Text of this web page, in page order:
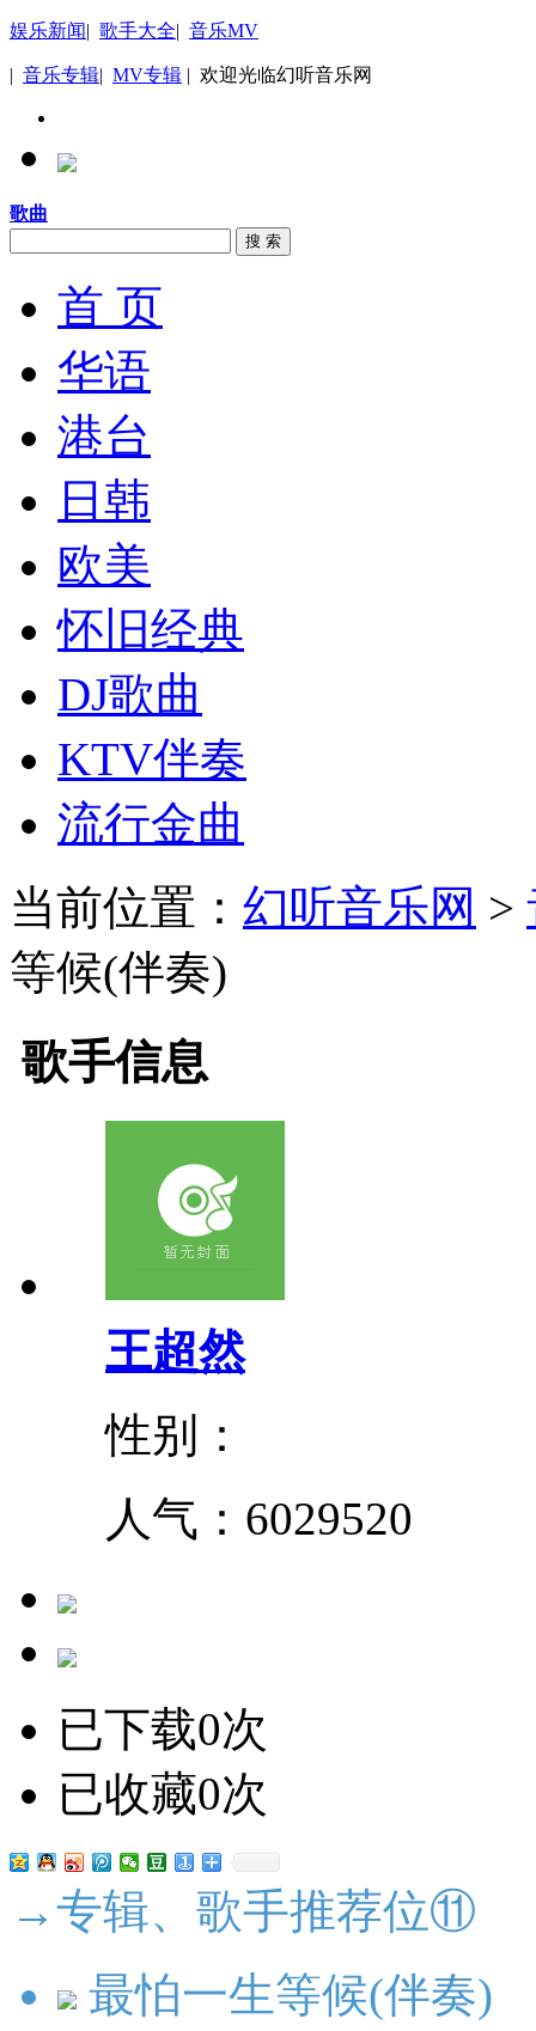
娱乐新闻| 歌手大全| 音乐MV
| 音乐专辑| MV专辑 | 欢迎光临幻听音乐网
歌曲
搜 索
首 页
华语
港台
日韩
欧美
怀旧经典
DJ歌曲
KTV伴奏
流行金曲
当前位置： 幻听音乐网 >
等候(伴奏)
歌手信息
王超然
性别：
人气： 6029520
已下载0次
已收藏0次
→专辑、歌手推荐位⑪
最怕一生等候(伴奏)